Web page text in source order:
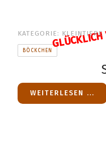
KATEGORIE: KLEINTIERE
BÖCKCHEN
WEITERLESEN ...